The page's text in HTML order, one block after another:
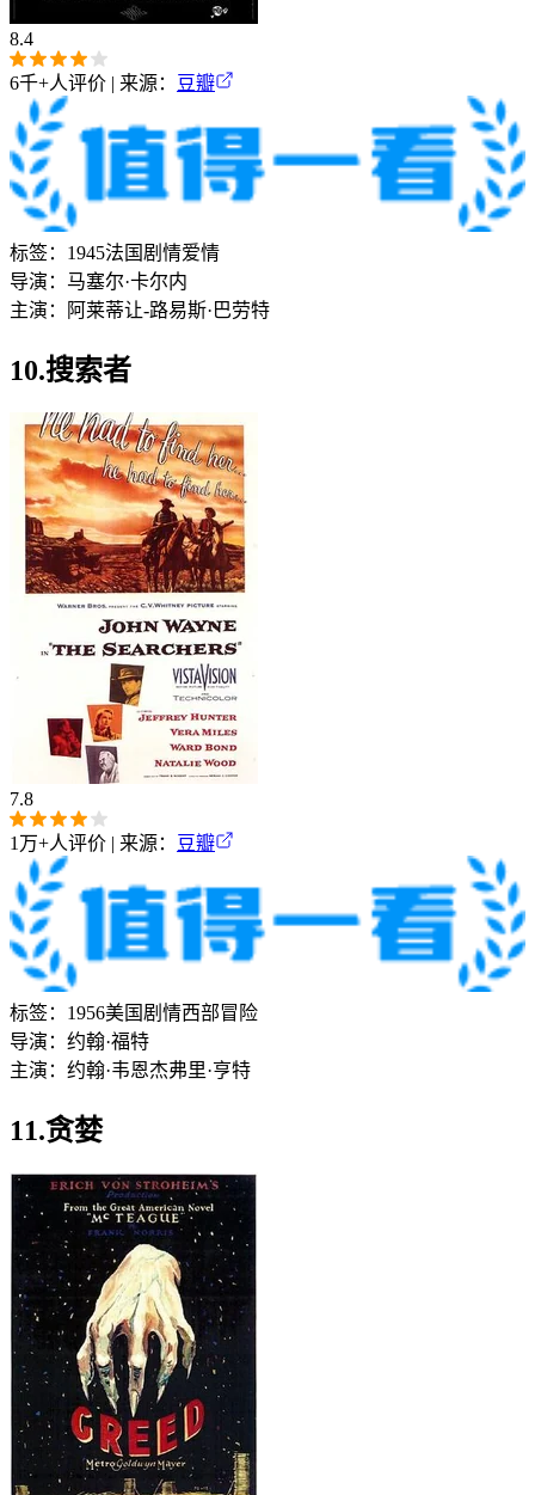
8.4
6千+人评价 | 来源： 豆瓣
标签： 1945法国 剧情爱情
导演： 马塞尔·卡尔内
主演：
阿莱蒂让-路易斯·巴劳特
10.搜索者
7.8
1万+人评价 | 来源： 豆瓣
标签： 1956美国 剧情西部冒险
导演： 约翰·福特
主演： 约翰·韦恩杰弗里·亨特
11.贪婪